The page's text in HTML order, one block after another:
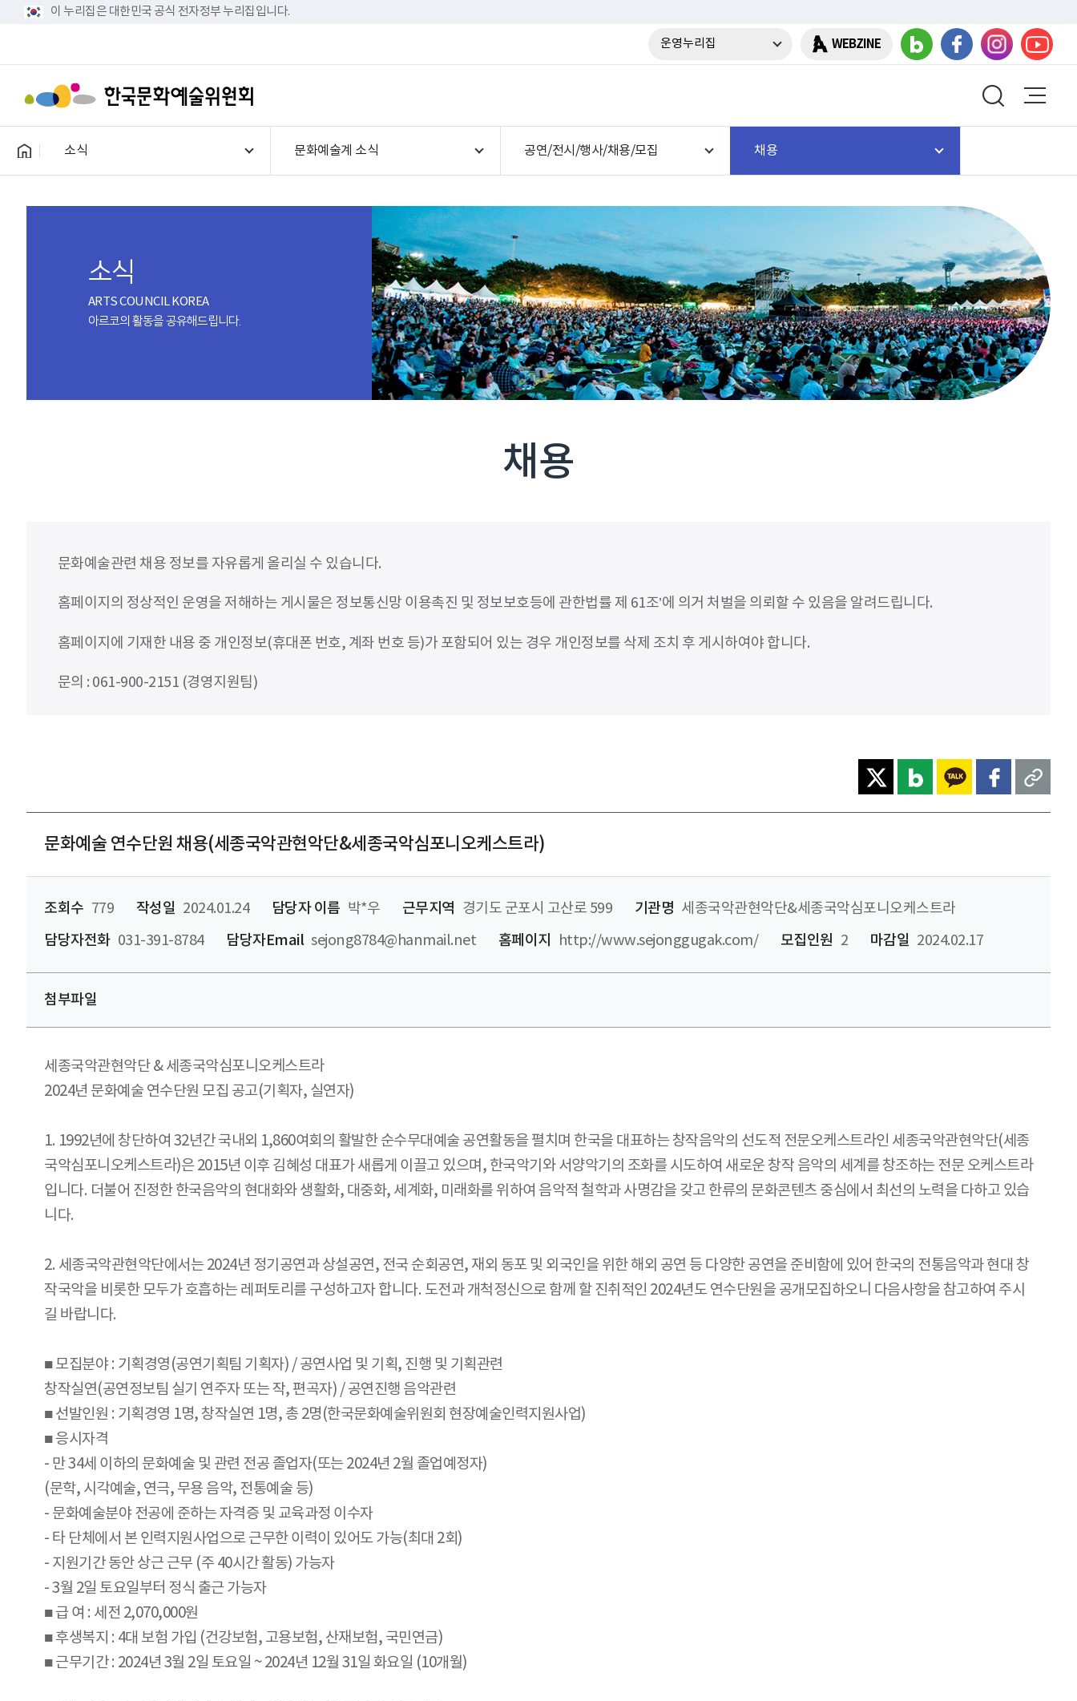
이 누리집은 대한민국 공식 전자정부 누리집입니다.
운영누리집 WEBZINE
소식 문화예술계 소식 공연/전시/행사/채용/모집 채용
소식
ARTS COUNCIL KOREA
아르코의 활동을 공유해드립니다.
채용
문화예술관련 채용 정보를 자유롭게 올리실 수 있습니다.
홈페이지의 정상적인 운영을 저해하는 게시물은 정보통신망 이용촉진 및 정보보호등에 관한법률 제 61조’에 의거 처벌을 의뢰할 수 있음을 알려드립니다.
홈페이지에 기재한 내용 중 개인정보(휴대폰 번호, 계좌 번호 등)가 포함되어 있는 경우 개인정보를 삭제 조치 후 게시하여야 합니다.
문의 : 061-900-2151 (경영지원팀)
문화예술 연수단원 채용(세종국악관현악단&세종국악심포니오케스트라)
조회수 779 작성일 2024.01.24 담당자 이름 박*우 근무지역 경기도 군포시 고산로 599 기관명 세종국악관현악단&세종국악심포니오케스트라
담당자전화 031-391-8784 담당자Email sejong8784@hanmail.net 홈페이지 http://www.sejonggugak.com/ 모집인원 2 마감일 2024.02.17
첨부파일
세종국악관현악단 & 세종국악심포니오케스트라
2024년 문화예술 연수단원 모집 공고(기획자, 실연자)
1. 1992년에 창단하여 32년간 국내외 1,860여회의 활발한 순수무대예술 공연활동을 펼치며 한국을 대표하는 창작음악의 선도적 전문오케스트라인 세종국악관현악단(세종
국악심포니오케스트라)은 2015년 이후 김혜성 대표가 새롭게 이끌고 있으며, 한국악기와 서양악기의 조화를 시도하여 새로운 창작 음악의 세계를 창조하는 전문 오케스트라
입니다. 더불어 진정한 한국음악의 현대화와 생활화, 대중화, 세계화, 미래화를 위하여 음악적 철학과 사명감을 갖고 한류의 문화콘텐츠 중심에서 최선의 노력을 다하고 있습
니다.
2. 세종국악관현악단에서는 2024년 정기공연과 상설공연, 전국 순회공연, 재외 동포 및 외국인을 위한 해외 공연 등 다양한 공연을 준비함에 있어 한국의 전통음악과 현대 창
작국악을 비롯한 모두가 호흡하는 레퍼토리를 구성하고자 합니다. 도전과 개척정신으로 함께 할 진취적인 2024년도 연수단원을 공개모집하오니 다음사항을 참고하여 주시
길 바랍니다.
■ 모집분야 : 기획경영(공연기획팀 기획자) / 공연사업 및 기획, 진행 및 기획관련
창작실연(공연정보팀 실기 연주자 또는 작, 편곡자) / 공연진행 음악관련
■ 선발인원 : 기획경영 1명, 창작실연 1명, 총 2명(한국문화예술위원회 현장예술인력지원사업)
■ 응시자격
- 만 34세 이하의 문화예술 및 관련 전공 졸업자(또는 2024년 2월 졸업예정자)
(문학, 시각예술, 연극, 무용 음악, 전통예술 등)
- 문화예술분야 전공에 준하는 자격증 및 교육과정 이수자
- 타 단체에서 본 인력지원사업으로 근무한 이력이 있어도 가능(최대 2회)
- 지원기간 동안 상근 근무 (주 40시간 활동) 가능자
- 3월 2일 토요일부터 정식 출근 가능자
■ 급 여 : 세전 2,070,000원
■ 후생복지 : 4대 보험 가입 (건강보험, 고용보험, 산재보험, 국민연금)
■ 근무기간 : 2024년 3월 2일 토요일 ~ 2024년 12월 31일 화요일 (10개월)